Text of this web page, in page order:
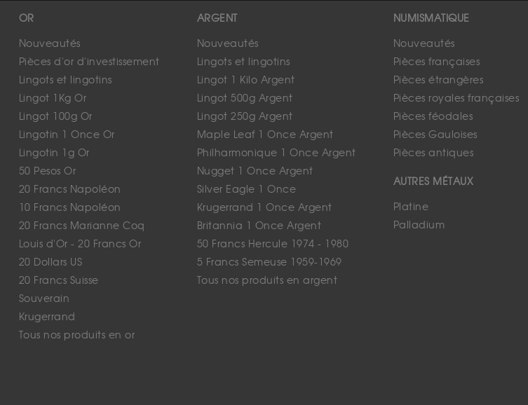
OR
Nouveautés
Pièces d'or d'investissement
Lingots et lingotins
Lingot 1Kg Or
Lingot 100g Or
Lingotin 1 Once Or
Lingotin 1g Or
50 Pesos Or
20 Francs Napoléon
10 Francs Napoléon
20 Francs Marianne Coq
Louis d'Or - 20 Francs Or
20 Dollars US
20 Francs Suisse
Souverain
Krugerrand
Tous nos produits en or
ARGENT
Nouveautés
Lingots et lingotins
Lingot 1 Kilo Argent
Lingot 500g Argent
Lingot 250g Argent
Maple Leaf 1 Once Argent
Philharmonique 1 Once Argent
Nugget 1 Once Argent
Silver Eagle 1 Once
Krugerrand 1 Once Argent
Britannia 1 Once Argent
50 Francs Hercule 1974 - 1980
5 Francs Semeuse 1959-1969
Tous nos produits en argent
NUMISMATIQUE
Nouveautés
Pièces françaises
Pièces étrangères
Pièces royales françaises
Pièces féodales
Pièces Gauloises
Pièces antiques
AUTRES MÉTAUX
Platine
Palladium